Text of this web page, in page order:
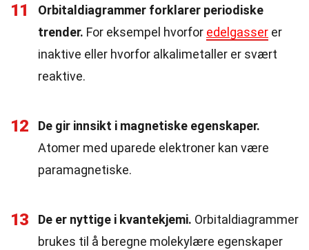
11
Orbitaldiagrammer forklarer periodiske
trender. For eksempel hvorfor edelgasser er
inaktive eller hvorfor alkalimetaller er svært
reaktive.
12
De gir innsikt i magnetiske egenskaper.
Atomer med uparede elektroner kan være
paramagnetiske.
13 De er nyttige i kvantekjemi. Orbitaldiagrammer
brukes til å beregne molekylære egenskaper